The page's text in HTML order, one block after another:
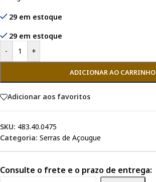
29 em estoque
29 em estoque
-
+
ADICIONAR AO CARRINHO
Adicionar aos favoritos
SKU: 483.40.0475
Categoria: Serras de Açougue
Consulte o frete e o prazo de entrega: